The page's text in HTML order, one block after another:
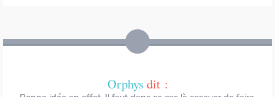
Orphys dit :